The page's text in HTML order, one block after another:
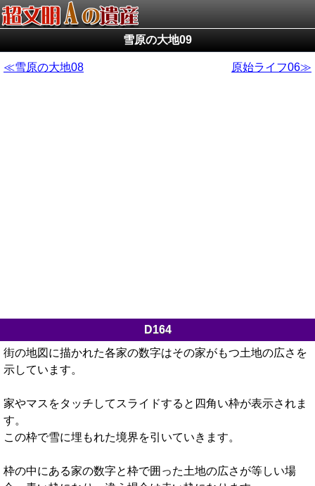
雪原の大地09
雪原の大地08 原始ライフ06
D164
街の地図に描かれた各家の数字はその家がもつ土地の広さを
示しています。
家やマスをタッチしてスライドすると四角い枠が表示されま
す。
この枠で雪に埋もれた境界を引いていきます。
枠の中にある家の数字と枠で囲った土地の広さが等しい場